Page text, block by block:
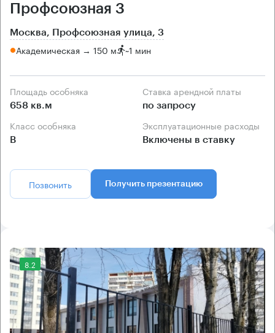
Профсоюзная 3
Москва, Профсоюзная улица, 3
Академическая → 150 м ~1 мин
Площадь особняка
658 кв.м
Ставка арендной платы
по запросу
Класс особняка
B
Эксплуатационные расходы
Включены в ставку
Позвонить Получить презентацию
8.2